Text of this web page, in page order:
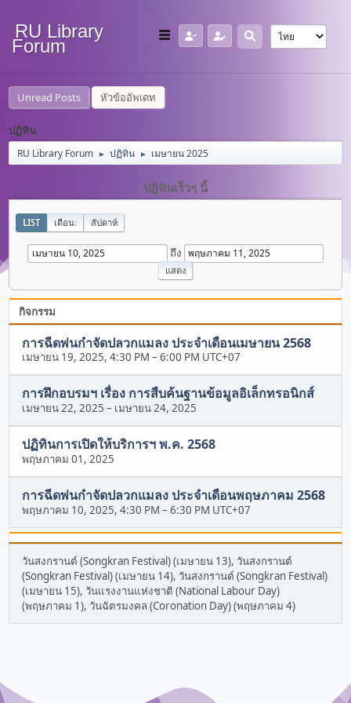
RU Library
Forum
Unread Posts หัวข้ออัพเดท
ปฏิทิน
RU Library Forum ► ปฏิทิน ► เมษายน 2025
ปฏิทินเร็วๆ นี้
LIST เดือน: สัปดาห์
ถึง
กิจกรรม
การฉีดพ่นกำจัดปลวกแมลง ประจำเดือนเมษายน 2568
เมษายน 19, 2025, 4:30 PM –6:00 PM UTC+07
การฝึกอบรมฯ เรื่อง การสืบค้นฐานข้อมูลอิเล็กทรอนิกส์
เมษายน 22, 2025 – เมษายน 24, 2025
ปฏิทินการเปิดให้บริการฯ พ.ค. 2568
พฤษภาคม 01, 2025
การฉีดพ่นกำจัดปลวกแมลง ประจำเดือนพฤษภาคม 2568
พฤษภาคม 10, 2025, 4:30 PM –6:30 PM UTC+07
วันสงกรานต์ (Songkran Festival) (เมษายน 13), วันสงกรานต์
(Songkran Festival) (เมษายน 14), วันสงกรานต์ (Songkran Festival)
(เมษายน 15), วันแรงงานแห่งชาติ (National Labour Day)
(พฤษภาคม 1), วันฉัตรมงคล (Coronation Day) (พฤษภาคม 4)